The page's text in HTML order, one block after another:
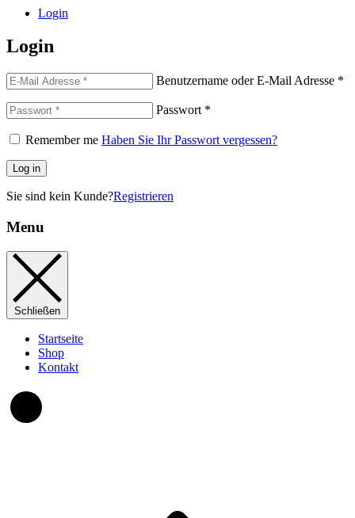
Login
Login
Benutzername oder E-Mail Adresse *
Passwort *
Remember me Haben Sie Ihr Passwort vergessen?
Log in
Sie sind kein Kunde?Registrieren
Menu
Schließen
Startseite
Shop
Kontakt